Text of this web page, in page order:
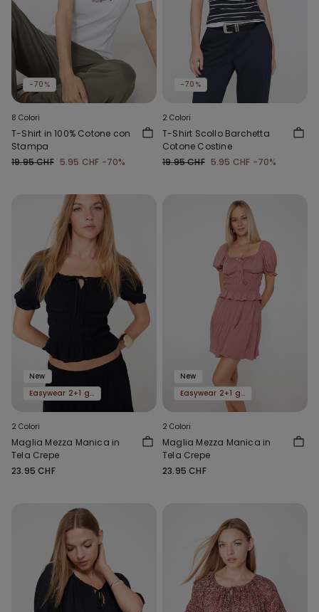
-70%
8 Colori
T-Shirt in 100% Cotone con
Stampa
19.95 CHF 5.95 CHF -70%
-70%
2 Colori
T-Shirt Scollo Barchetta
Cotone Costine
19.95 CHF 5.95 CHF -70%
New
Easywear 2+1 gratis
2 Colori
Maglia Mezza Manica in
Tela Crepe
23.95 CHF
New
Easywear 2+1 gratis
2 Colori
Maglia Mezza Manica in
Tela Crepe
23.95 CHF